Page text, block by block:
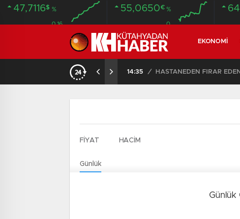
47,7116$ %
0.16
55,0650€ %
0
EKONOMI
14:35 / HASTANEDEN FİRAR
FİYAT HACİM
Günlük
Günlük